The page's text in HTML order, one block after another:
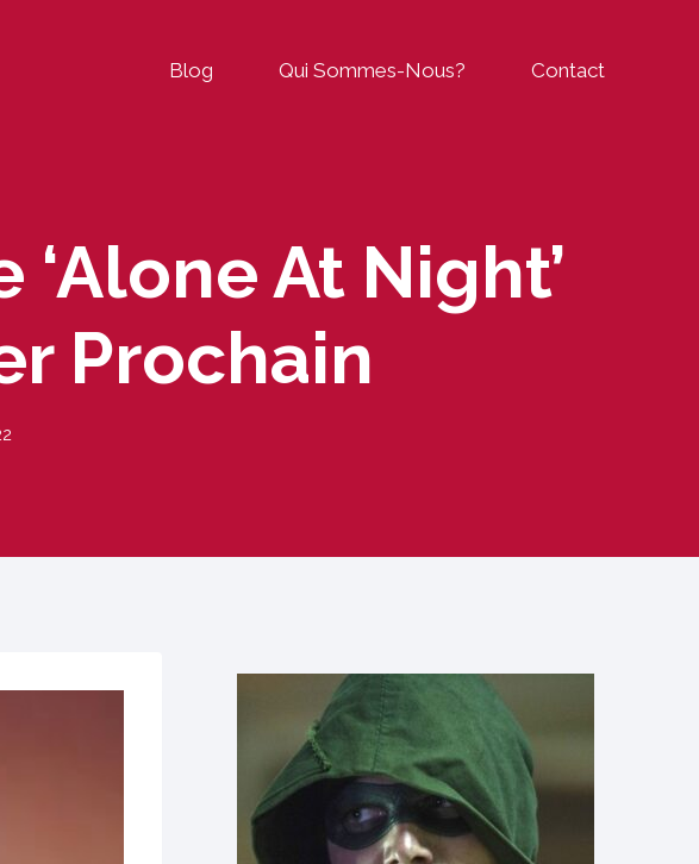
Blog Qui Sommes-Nous? Contact
At Night’
Prochain